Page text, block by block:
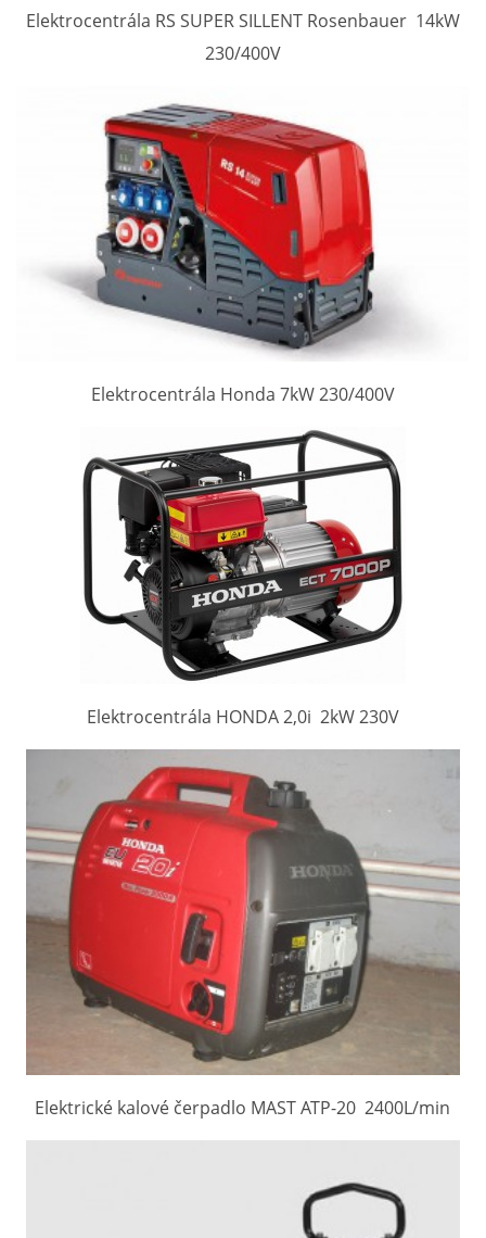
Elektrocentrála RS SUPER SILLENT Rosenbauer 14kW
230/400V
Elektrocentrála Honda 7kW 230/400V
Elektrocentrála HONDA 2,0i 2kW 230V
Elektrické kalové čerpadlo MAST ATP-20 2400L/min